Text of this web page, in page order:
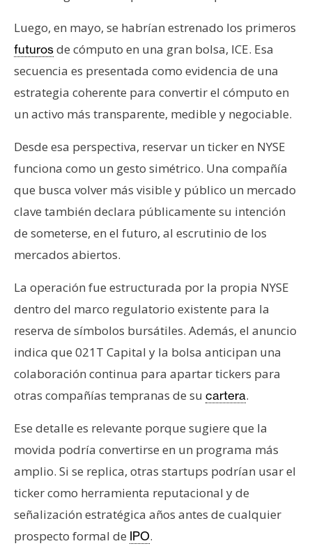
Luego, en mayo, se habrían estrenado los primeros
futurosde cómputo en una gran bolsa, ICE. Esa
secuencia es presentada como evidencia de una
estrategia coherente para convertir el cómputo en
un activo más transparente, medible y negociable.
Desde esa perspectiva, reservar un ticker en NYSE
funciona como un gesto simétrico. Una compañía
que busca volver más visible y público un mercado
clave también declara públicamente su intención
de someterse, en el futuro, al escrutinio de los
mercados abiertos.
La operación fue estructurada por la propia NYSE
dentro del marco regulatorio existente para la
reserva de símbolos bursátiles. Además, el anuncio
indica que 021T Capital y la bolsa anticipan una
colaboración continua para apartar tickers para
otras compañías tempranas de su cartera.
Ese detalle es relevante porque sugiere que la
movida podría convertirse en un programa más
amplio. Si se replica, otras startups podrían usar el
ticker como herramienta reputacional y de
señalización estratégica años antes de cualquier
prospecto formal de IPO.